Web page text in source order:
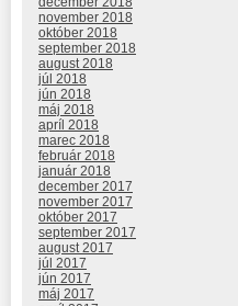
november 2018
október 2018
september 2018
august 2018
júl 2018
jún 2018
máj 2018
apríl 2018
marec 2018
február 2018
január 2018
december 2017
november 2017
október 2017
september 2017
august 2017
júl 2017
jún 2017
máj 2017